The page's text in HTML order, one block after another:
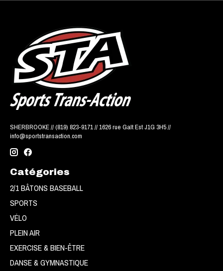
SHERBROOKE // (819) 823-9171 // 1626 rue Galt Est J1G 3H5 //
info@sportstransaction.com
Catégories
2/1 BÂTONS BASEBALL
SPORTS
VÉLO
PLEIN AIR
EXERCISE & BIEN-ÊTRE
DANSE & GYMNASTIQUE